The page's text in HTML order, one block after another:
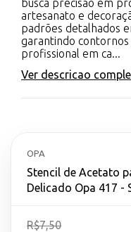
busca precisão em
artesanato e
padrões detalhados
garantindo
profissional em ca...
Ver descricao
OPA
Stencil de Acetato
Delicado Opa 417 -
R$7,50